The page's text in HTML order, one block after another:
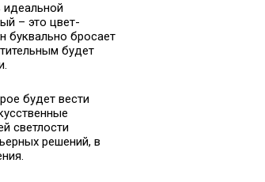
идеальной
– это цвет-
буквально бросает
будет
будет вести
светлости
решений, в